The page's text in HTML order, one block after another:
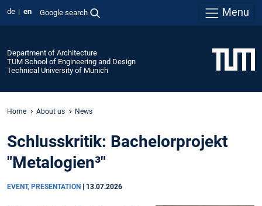
de en Google search Menu
Department of Architecture
TUM School of Engineering and Design
Technical University of Munich
Home About us News
Schlusskritik: Bachelorprojekt
"Metalogien³"
EVENT, PRESENTATION 13.07.2026